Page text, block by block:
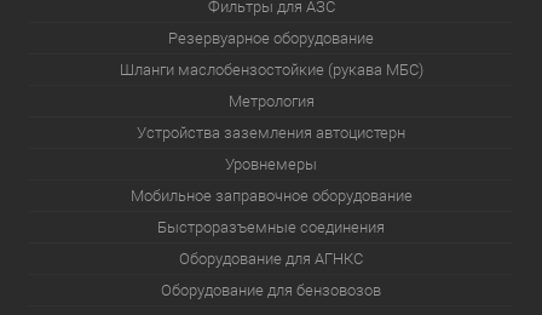
Фильтры для АЗС
Резервуарное оборудование
Шланги маслобензостойкие (рукава МБС)
Метрология
Устройства заземления автоцистерн
Уровнемеры
Мобильное заправочное оборудование
Быстроразъемные соединения
Оборудование для АГНКС
Оборудование для бензовозов